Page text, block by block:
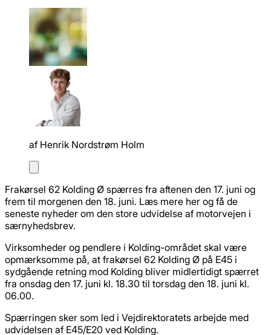
af Henrik Nordstrøm Holm
Frakørsel 62 Kolding Ø spærres fra aftenen den 17. juni og
frem til morgenen den 18. juni. Læs mere her og få de
seneste nyheder om den store udvidelse af motorvejen i
særnyhedsbrev.
Virksomheder og pendlere i Kolding-området skal være
opmærksomme på, at frakørsel 62 Kolding Ø på E45 i
sydgående retning mod Kolding bliver midlertidigt spærret
fra onsdag den 17. juni kl. 18.30 til torsdag den 18. juni kl.
06.00.
Spærringen sker som led i Vejdirektoratets arbejde med
udvidelsen af E45/E20 ved Kolding.